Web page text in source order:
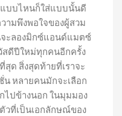
บบไหนก็ใส่แบบนั้นดี
ามพึงพอใจของผู้สวม
ะลองมิกซ์แอนด์แมตซ์
สดีปีใหม่ทุกคนอีกครั้ง
ด สิ่งสุดท้ายที่เราจะ
น หลายคนมักจะเลือก
ไปข้างนอก ในมุมมอง
วที่เป็นเอกลักษณ์ของ